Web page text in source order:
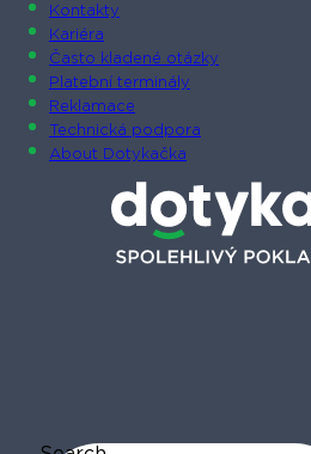
Kontakty
Kariéra
Často kladené otázky
Platební terminály
Reklamace
Technická podpora
About Dotykačka